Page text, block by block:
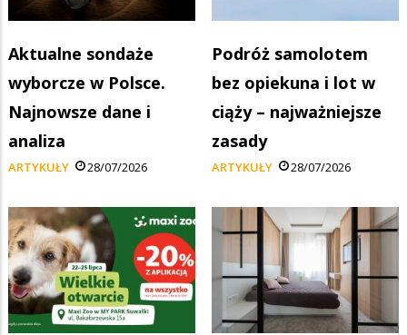
Aktualne sondaże
wyborcze w Polsce.
Najnowsze dane i
analiza
ARTYKUŁY 28/07/2026
Podróż samolotem
bez opiekuna i lot w
ciąży – najważniejsze
zasady
ARTYKUŁY 28/07/2026